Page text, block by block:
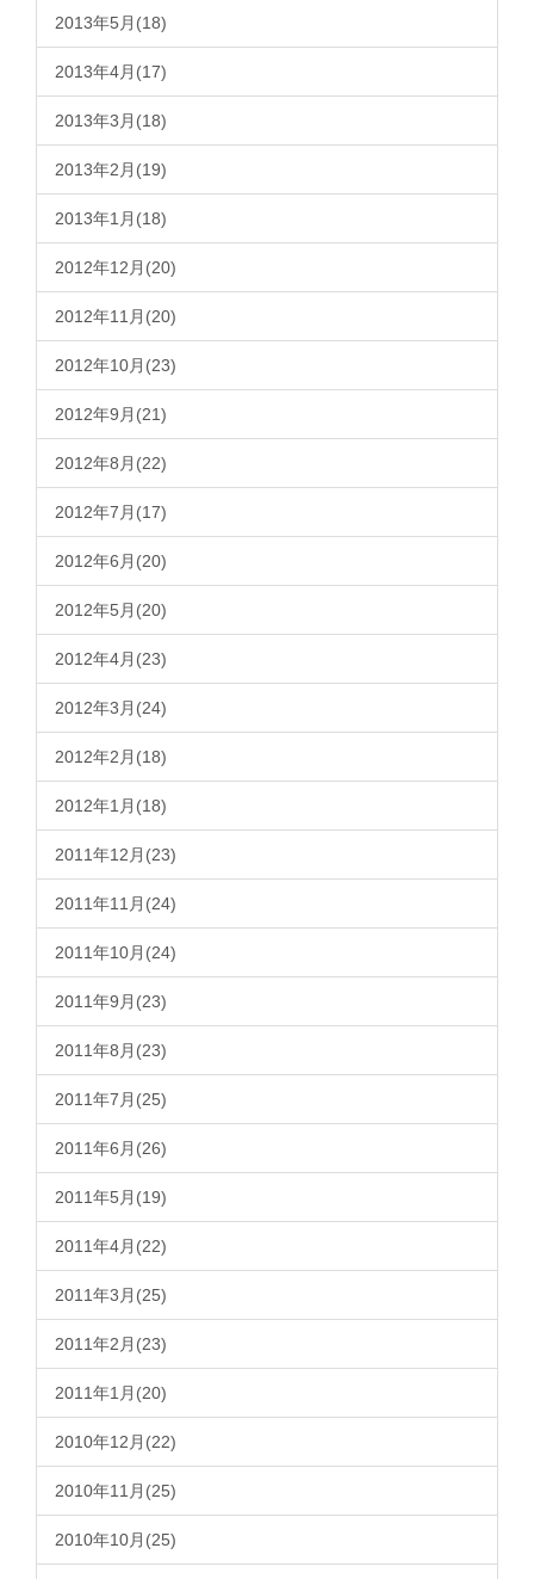
2013年5月(18)
2013年4月(17)
2013年3月(18)
2013年2月(19)
2013年1月(18)
2012年12月(20)
2012年11月(20)
2012年10月(23)
2012年9月(21)
2012年8月(22)
2012年7月(17)
2012年6月(20)
2012年5月(20)
2012年4月(23)
2012年3月(24)
2012年2月(18)
2012年1月(18)
2011年12月(23)
2011年11月(24)
2011年10月(24)
2011年9月(23)
2011年8月(23)
2011年7月(25)
2011年6月(26)
2011年5月(19)
2011年4月(22)
2011年3月(25)
2011年2月(23)
2011年1月(20)
2010年12月(22)
2010年11月(25)
2010年10月(25)